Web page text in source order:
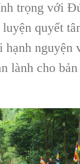
trọng với
quyết
hạnh nguyện
lành cho